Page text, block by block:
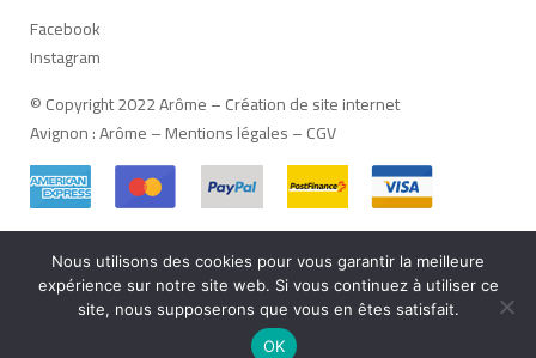
Facebook
Instagram
© Copyright 2022 Arôme –Création de site internet
Avignon:Arôme–Mentions légales–CGV
Français Deutsch(Allemand) Italiano(Italien)
English(Anglais)
Nous utilisons des cookies pour vous garantir la meilleure
expérience sur notre site web. Si vous continuez à utiliser ce
site, nous supposerons que vous en êtes satisfait.
OK